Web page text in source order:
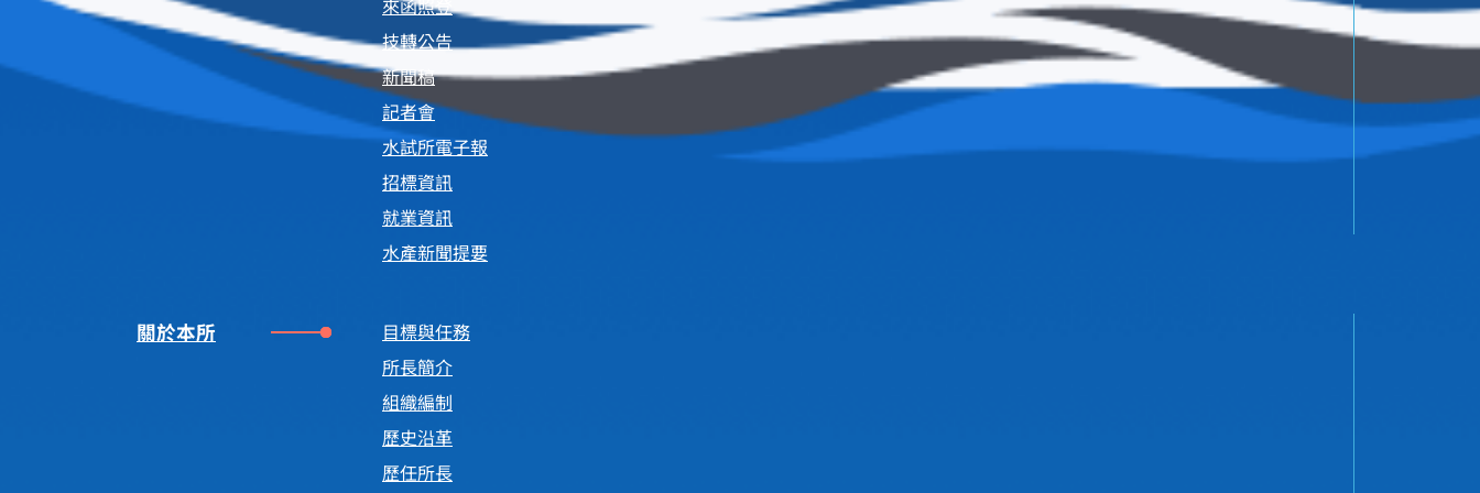
技轉公告
新聞稿
記者會
水試所電子報
招標資訊
就業資訊
水產新聞提要
關於本所
目標與任務
所長簡介
組織編制
歷史沿革
歷任所長